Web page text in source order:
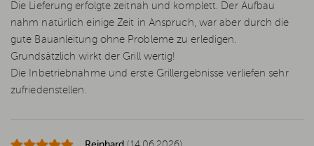
Die Lieferung erfolgte zeitnah und komplett. Der Aufbau
nahm natürlich einige Zeit in Anspruch, war aber durch die
gute Bauanleitung ohne Probleme zu erledigen.
Grundsätzlich wirkt der Grill wertig!
Die Inbetriebnahme und erste Grillergebnisse verliefen sehr
zufriedenstellen.